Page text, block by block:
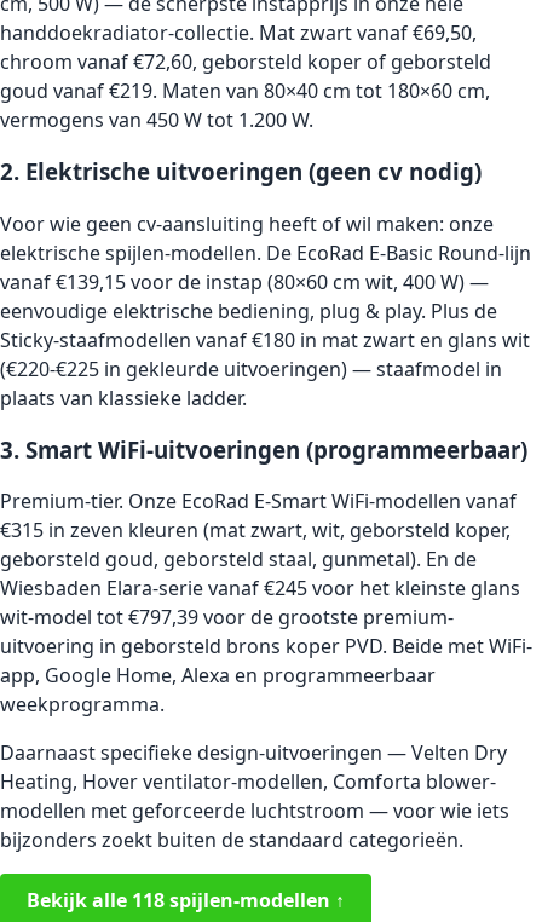
handdoekradiator-collectie. Mat zwart vanaf €69,50,
chroom vanaf €72,60, geborsteld koper of geborsteld
goud vanaf €219. Maten van 80×40 cm tot 180×60 cm,
vermogens van 450 W tot 1.200 W.
2. Elektrische uitvoeringen (geen cv nodig)
Voor wie geen cv-aansluiting heeft of wil maken: onze
elektrische spijlen-modellen. De EcoRad E-Basic Round-lijn
vanaf €139,15 voor de instap (80×60 cm wit, 400 W) —
eenvoudige elektrische bediening, plug & play. Plus de
Sticky-staafmodellen vanaf €180 in mat zwart en glans wit
(€220-€225 in gekleurde uitvoeringen) — staafmodel in
plaats van klassieke ladder.
3. Smart WiFi-uitvoeringen (programmeerbaar)
Premium-tier. Onze EcoRad E-Smart WiFi-modellen vanaf
€315 in zeven kleuren (mat zwart, wit, geborsteld koper,
geborsteld goud, geborsteld staal, gunmetal). En de
Wiesbaden Elara-serie vanaf €245 voor het kleinste glans
wit-model tot €797,39 voor de grootste premium-
uitvoering in geborsteld brons koper PVD. Beide met WiFi-
app, Google Home, Alexa en programmeerbaar
weekprogramma.
Daarnaast specifieke design-uitvoeringen — Velten Dry
Heating, Hover ventilator-modellen, Comforta blower-
modellen met geforceerde luchtstroom — voor wie iets
bijzonders zoekt buiten de standaard categorieën.
Bekijk alle 118 spijlen-modellen ↑